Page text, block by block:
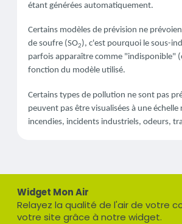
étant générées automatiquement.
Certains modèles de prévision ne
de soufre (SO2), c'est pourquoi le sous-
parfois apparaître comme "indisponible"
fonction du modèle utilisé.
Certains types de pollution ne sont pas
peuvent pas être visualisées à une échelle
incendies, incidents industriels, odeurs,
Titre
Widget Mon Air
Texte
Relayez la qualité de l'air de votre
votre site grâce à notre widget.